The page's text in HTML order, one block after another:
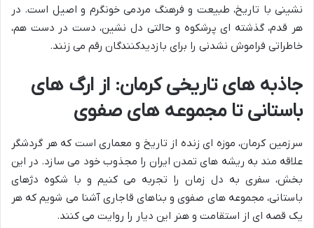
نشینی با تاریخ، طبیعت و فرهنگ مردمی خونگرم و اصیل است. در
هر قدم، گذشته ای پرشکوه و حالتی دل نشین، دست در دست هم،
خاطراتی فراموش نشدنی را برای بازدیدکنندگان رقم می زنند.
جاذبه های تاریخی کرمان: از ارگ های
باستانی تا مجموعه های صفوی
سرزمین کرمان، موزه ای زنده از تاریخ و معماری است که هر گردشگر
علاقه مند به ریشه های تمدن ایران را مجذوب خود می سازد. در این
بخش، سفری به دل زمان را تجربه می کنیم و با شکوه دژهای
باستانی، مجموعه های صفوی و بناهای قاجاری آشنا می شویم که هر
یک قصه ای از استقامت و هنر این دیار را روایت می کنند.